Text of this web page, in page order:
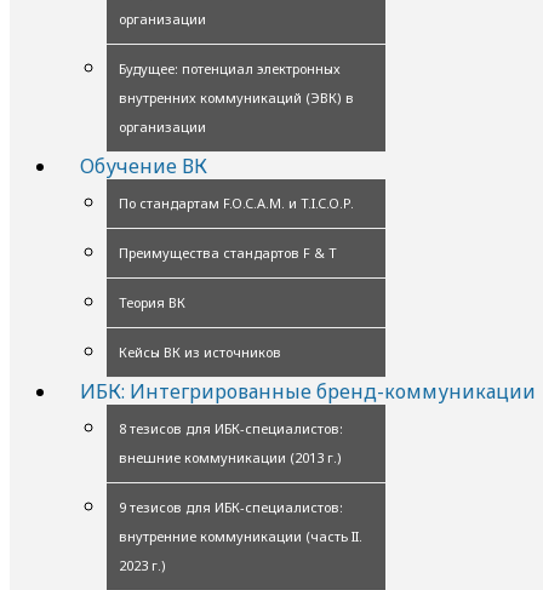
организации
Будущее: потенциал электронных
внутренних коммуникаций (ЭВК) в
организации
Обучение ВК
По стандартам F.O.C.A.M. и T.I.C.O.P.
Преимущества стандартов F & T
Теория ВК
Кейсы ВК из источников
ИБК: Интегрированные бренд-коммуникации
8 тезисов для ИБК-специалистов:
внешние коммуникации (2013 г.)
9 тезисов для ИБК-специалистов:
внутренние коммуникации (часть II.
2023 г.)